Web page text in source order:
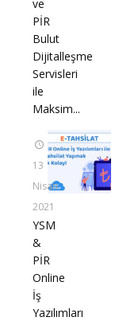
ve
PİR
Bulut
Dijitalleşme
Servisleri
ile
Maksim...
13
Nisan
2021
YSM
&
PİR
Online
İş
Yazılımları